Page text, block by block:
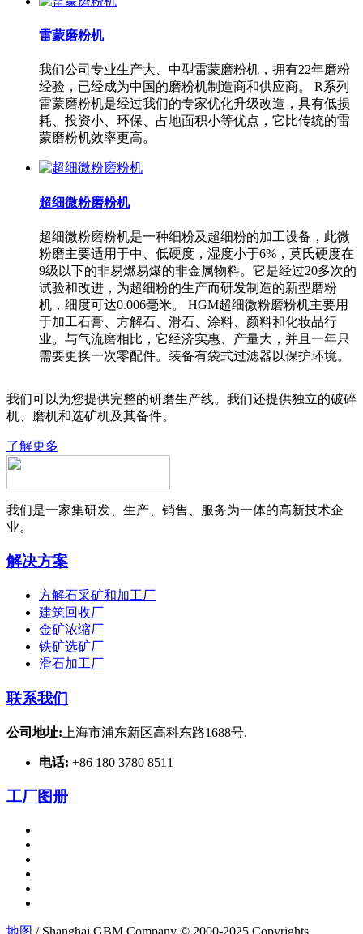
雷蒙磨粉机
我们公司专业生产大、中型雷蒙磨粉机，拥有22年磨粉
经验，已经成为中国的磨粉机制造商和供应商。 R系列
雷蒙磨粉机是经过我们的专家优化升级改造，具有低损
耗、投资小、环保、占地面积小等优点，它比传统的雷
蒙磨粉机效率更高。
超细微粉磨粉机
超细微粉磨粉机是一种细粉及超细粉的加工设备，此微
粉磨主要适用于中、低硬度，湿度小于6%，莫氏硬度在
9级以下的非易燃易爆的非金属物料。它是经过20多次的
试验和改进，为超细粉的生产而研发制造的新型磨粉
机，细度可达0.006毫米。 HGM超细微粉磨粉机主要用
于加工石膏、方解石、滑石、涂料、颜料和化妆品行
业。与气流磨相比，它经济实惠、产量大，并且一年只
需要更换一次零配件。装备有袋式过滤器以保护环境。
我们可以为您提供完整的研磨生产线。我们还提供独立的破碎
机、磨机和选矿机及其备件。
了解更多
我们是一家集研发、生产、销售、服务为一体的高新技术企
业。
解决方案
方解石采矿和加工厂
建筑回收厂
金矿浓缩厂
铁矿选矿厂
滑石加工厂
联系我们
公司地址: 上海市浦东新区高科东路1688号.
电话: +86 180 3780 8511
工厂图册
地图 / Shanghai GBM Company © 2000-2025 Copyrights.